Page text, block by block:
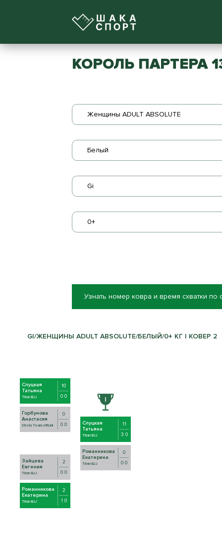
КОРОЛЬ ПАРТЕРА
Женщины ADULT ABSOLUTE
Белый
Gi
0+
Узнать номер ковра и время схватки по
GI/ЖЕНЩИНЫ ADULT ABSOLUTE/БЕЛЫЙ/0+ КГ | КОВЕР 2
Слуцкая
Татьяна
Titan BJJ
10
0 0
Горбунова
Анастасия
Strela Team official
0
0 0
Зайцева
Евгения
Titan BJJ
2
0 0
Романникова
Екатерина
Titan BJJ
2
1 0
Слуцкая
Татьяна
Titan BJJ
11
3 0
Романникова
Екатерина
Titan BJJ
0
0 0